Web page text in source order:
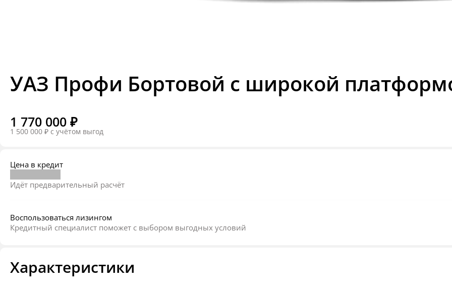
УАЗ Профи Бортовой c широкой
1 770 000 ₽
1 500 000 ₽ c учётом выгод
Цена в кредит
Идёт предварительный расчёт
Воспользоваться лизингом
Кредитный специалист поможет с выбором выгодных условий
Характеристики